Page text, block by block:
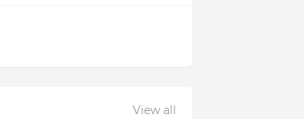
View all